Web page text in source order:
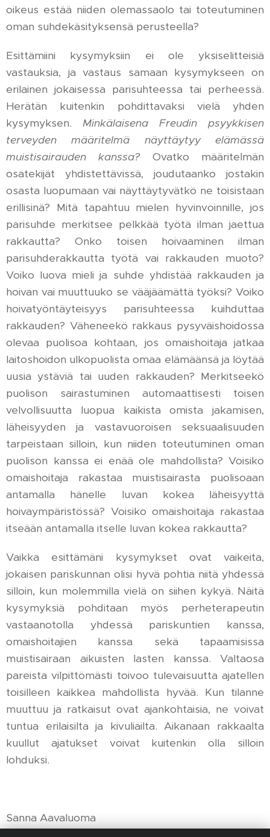
oikeus estää niiden olemassaolo tai toteutuminen
oman suhdekäsityksensä perusteella?
Esittämiini kysymyksiin ei ole yksiselitteisiä
vastauksia, ja vastaus samaan kysymykseen on
erilainen jokaisessa parisuhteessa tai perheessä.
Herätän kuitenkin pohdittavaksi vielä yhden
kysymyksen. Minkälaisena Freudin psyykkisen
terveyden määritelmä näyttäytyy elämässä
muistisairauden kanssa? Ovatko määritelmän
osatekijät yhdistettävissä, joudutaanko jostakin
osasta luopumaan vai näyttäytyvätkö ne toisistaan
erillisinä? Mitä tapahtuu mielen hyvinvoinnille, jos
parisuhde merkitsee pelkkää työtä ilman jaettua
rakkautta? Onko toisen hoivaaminen ilman
parisuhderakkautta työtä vai rakkauden muoto?
Voiko luova mieli ja suhde yhdistää rakkauden ja
hoivan vai muuttuuko se vääjäämättä työksi? Voiko
hoivatyöntäyteisyys parisuhteessa kuihduttaa
rakkauden? Väheneekö rakkaus pysyväishoidossa
olevaa puolisoa kohtaan, jos omaishoitaja jatkaa
laitoshoidon ulkopuolista omaa elämäänsä ja löytää
uusia ystäviä tai uuden rakkauden? Merkitseekö
puolison sairastuminen automaattisesti toisen
velvollisuutta luopua kaikista omista jakamisen,
läheisyyden ja vastavuoroisen seksuaalisuuden
tarpeistaan silloin, kun niiden toteutuminen oman
puolison kanssa ei enää ole mahdollista? Voisiko
omaishoitaja rakastaa muistisairasta puolisoaan
antamalla hänelle luvan kokea läheisyyttä
hoivaympäristössä? Voisiko omaishoitaja rakastaa
itseään antamalla itselle luvan kokea rakkautta?
Vaikka esittämäni kysymykset ovat vaikeita,
jokaisen pariskunnan olisi hyvä pohtia niitä yhdessä
silloin, kun molemmilla vielä on siihen kykyä. Näitä
kysymyksiä pohditaan myös perheterapeutin
vastaanotolla yhdessä pariskuntien kanssa,
omaishoitajien kanssa sekä tapaamisissa
muistisairaan aikuisten lasten kanssa. Valtaosa
pareista vilpittömästi toivoo tulevaisuutta ajatellen
toisilleen kaikkea mahdollista hyvää. Kun tilanne
muuttuu ja ratkaisut ovat ajankohtaisia, ne voivat
tuntua erilaisilta ja kivuliailta. Aikanaan rakkaalta
kuullut ajatukset voivat kuitenkin olla silloin
lohduksi.
Sanna Aavaluoma